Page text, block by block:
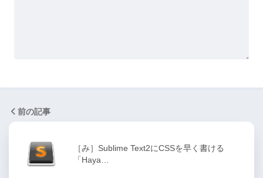
前の記事
［み］Sublime Text2にCSSを早く書ける
「Haya…